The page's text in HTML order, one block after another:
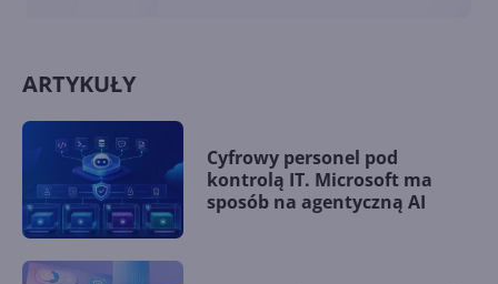
ARTYKUŁY
Cyfrowy personel pod
kontrolą IT. Microsoft ma
sposób na agentyczną AI